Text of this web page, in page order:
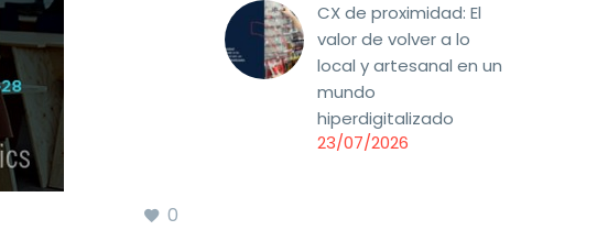
0
CX de proximidad: El
valor de volver a lo
local y artesanal en un
mundo
hiperdigitalizado
23/07/2026